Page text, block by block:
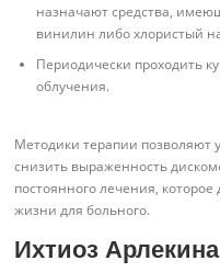
назначают средства,
винилин либо хлористый
Периодически проходить
облучения.
Методики терапии позволяют
снизить выраженность
постоянного лечения,
жизни для больного.
Ихтиоз Арлекина